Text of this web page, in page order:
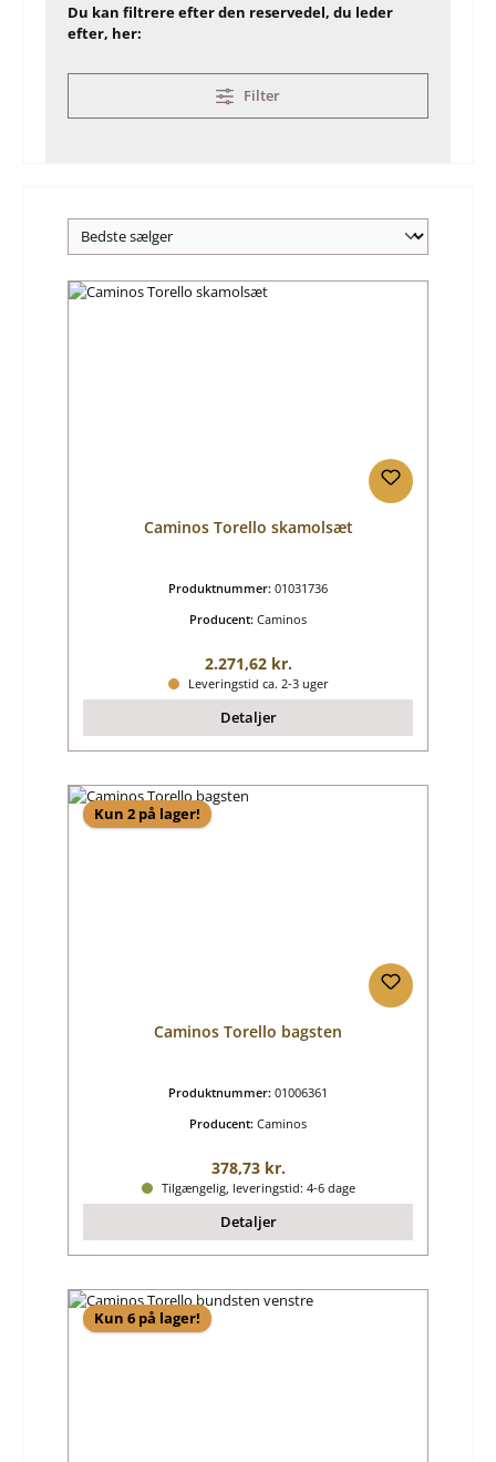
Du kan filtrere efter den reservedel, du leder
efter, her:
Filter
Caminos Torello skamolsæt
Produktnummer: 01031736
Producent: Caminos
Almindelig pris:
2.271,62 kr.
Leveringstid ca. 2-3 uger
Detaljer
Kun 2 på lager!
Caminos Torello bagsten
Produktnummer: 01006361
Producent: Caminos
Almindelig pris:
378,73 kr.
Tilgængelig, leveringstid: 4-6 dage
Detaljer
Kun 6 på lager!